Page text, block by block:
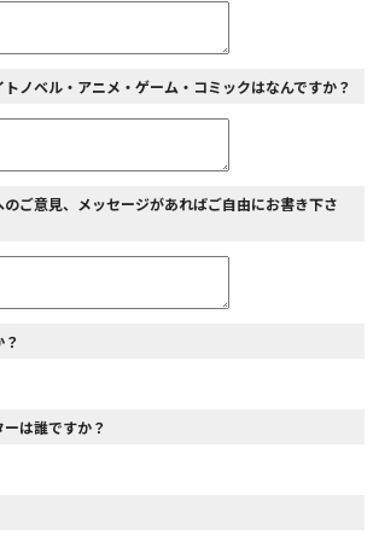
ノベル・アニメ・ゲーム・コミックはなんですか？
ご意見、メッセージがあればご自由にお書き下さ
は誰ですか？